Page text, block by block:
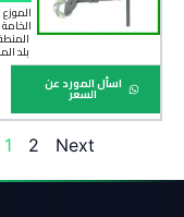
بلد
اسأل المورد عن
السعر
1 2 Next